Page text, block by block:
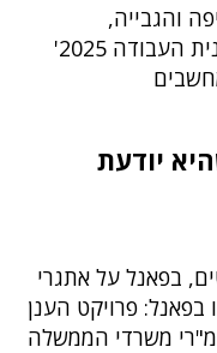
והגבייה,
שהשתתף בפאנל 'מידע, דאטה וענן בתוכנית העבודה 2025'
יודעת
בפאנל על אתגרי
פרויקט הענן
משרדי הממשלה